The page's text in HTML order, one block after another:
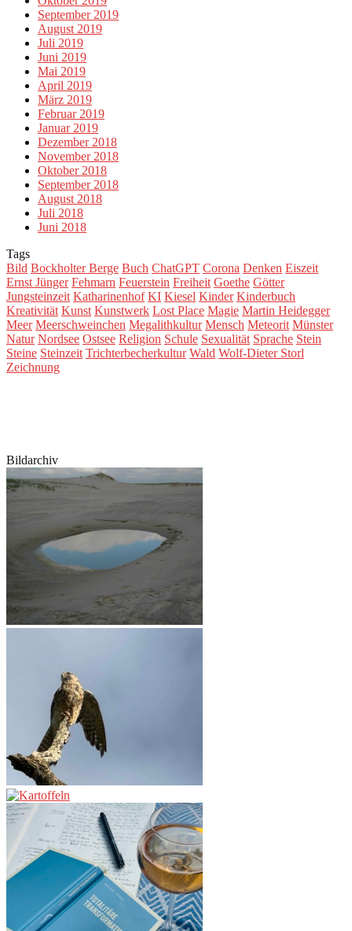
September 2019
August 2019
Juli 2019
Juni 2019
Mai 2019
April 2019
März 2019
Februar 2019
Januar 2019
Dezember 2018
November 2018
Oktober 2018
September 2018
August 2018
Juli 2018
Juni 2018
Tags
Bild Bockholter Berge Buch ChatGPT Corona Denken Eiszeit
Ernst Jünger Fehmarn Feuerstein Freiheit Goethe Götter
Jungsteinzeit Katharinenhof KI Kiesel Kinder Kinderbuch
Kreativität Kunst Kunstwerk Lost Place Magie Martin Heidegger
Meer Meerschweinchen Megalithkultur Mensch Meteorit Münster
Natur Nordsee Ostsee Religion Schule Sexualität Sprache Stein
Steine Steinzeit Trichterbecherkultur Wald Wolf-Dieter Storl
Zeichnung
Bildarchiv